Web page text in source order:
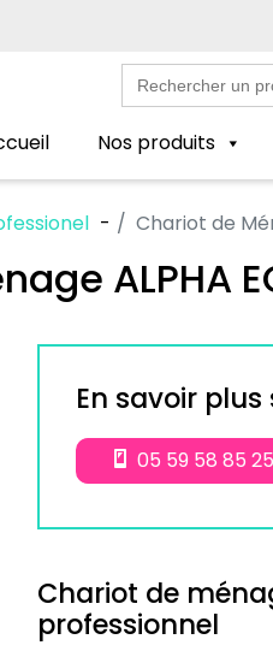
Search
for:
Nos produits
Chariot de
ALPHA
En savoir
05 59 58 85 25
Chariot de
professionnel